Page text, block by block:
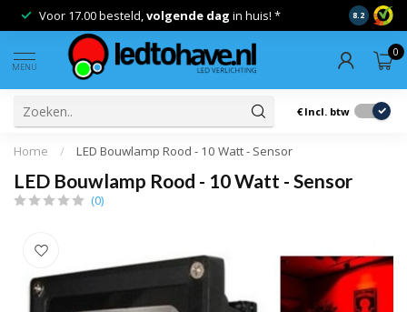
Voor 17.00 besteld,volgende dag in huis! * Gratis
8.2
MENU
0
€ Incl. btw
Home / LED Bouwlamp Rood - 10 Watt - Sensor
LED Bouwlamp Rood - 10 Watt - Sensor
(0)